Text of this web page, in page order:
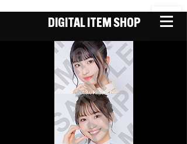
DIGITAL ITEM SHOP